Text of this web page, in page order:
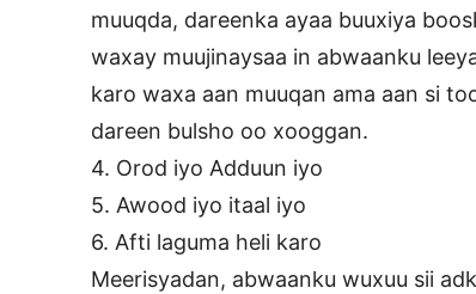
muuqda, dareenka ayaa buuxiya
waxay muujinaysaa in abwaanku
karo waxa aan muuqan ama aan si
dareen bulsho oo xooggan.
4. Orod iyo Adduun iyo
5. Awood iyo itaal iyo
6. Afti laguma heli karo
Meerisyadan, abwaanku wuxuu sii